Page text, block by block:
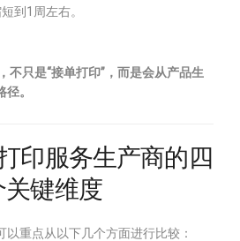
到1周左右。
不只是“接单打印”，而是会从产品生
。
印服务生产商的四
关键维度
以重点从以下几个方面进行比较：